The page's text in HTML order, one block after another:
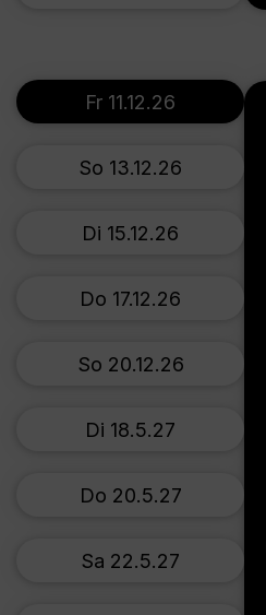
Fr 11.12.26
So 13.12.26
Di 15.12.26
Do 17.12.26
So 20.12.26
Di 18.5.27
Do 20.5.27
Sa 22.5.27